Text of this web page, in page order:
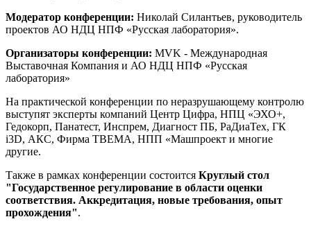
Модератор конференции: Николай Силантьев, руководитель
проектов АО НДЦ НПФ «Русская лаборатория».
Организаторы конференции: MVK - Международная
Выставочная Компания и АО НДЦ НПФ «Русская
лаборатория»
На практической конференции по неразрушающему контролю
выступят эксперты компаний Центр Цифра, НПЦ «ЭХО+,
Гедокорп, Панатест, Инспрем, Диагност ПБ, РаДиаТех, ГК
i3D, АКС, Фирма ТВЕМА, НПП «Машпроект и многие
другие.
Также в рамках конференции состоится Круглый стол
"Государственное регулирование в области оценки
соответствия. Аккредитация, новые требования, опыт
прохождения".